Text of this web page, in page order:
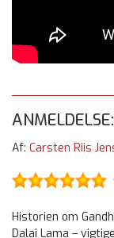
ANMELDELSE:
Af: Carsten Riis
Historien om
Dalai Lama –